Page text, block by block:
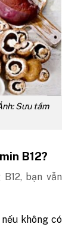
Sưu tầm
B12?
bạn vẫn
không có